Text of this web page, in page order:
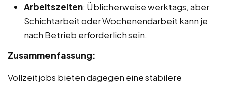
Arbeitszeiten: Üblicherweise werktags, aber
Schichtarbeit oder Wochenendarbeit kann je
nach Betrieb erforderlich sein.
Zusammenfassung:
Vollzeitjobs bieten dagegen eine stabilere